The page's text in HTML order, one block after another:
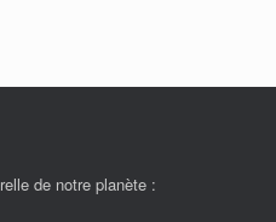
de notre planète :